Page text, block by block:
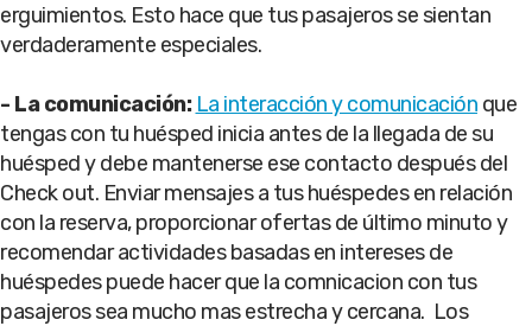
erguimientos. Esto hace que tus pasajeros se sientan
verdaderamente especiales.
- La comunicación: La interacción y comunicación que
tengas con tu huésped inicia antes de la llegada de su
huésped y debe mantenerse ese contacto después del
Check out. Enviar mensajes a tus huéspedes en relación
con la reserva, proporcionar ofertas de último minuto y
recomendar actividades basadas en intereses de
huéspedes puede hacer que la comnicacion con tus
pasajeros sea mucho mas estrecha y cercana. Los